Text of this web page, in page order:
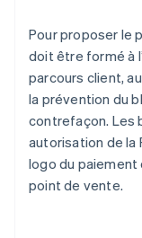
Pour proposer le
doit être formé à
parcours client,
la prévention du
contrefaçon. Les
autorisation de la
logo du paiement
point de vente.